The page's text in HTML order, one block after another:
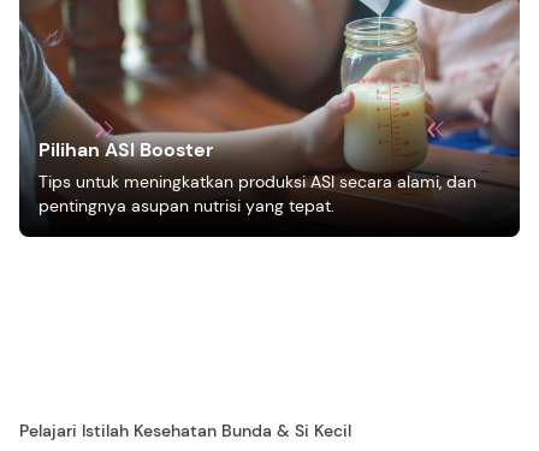
Pilihan ASI Booster
Tips untuk meningkatkan produksi ASI secara alami, dan
pentingnya asupan nutrisi yang tepat.
Pelajari Istilah Kesehatan Bunda & Si Kecil